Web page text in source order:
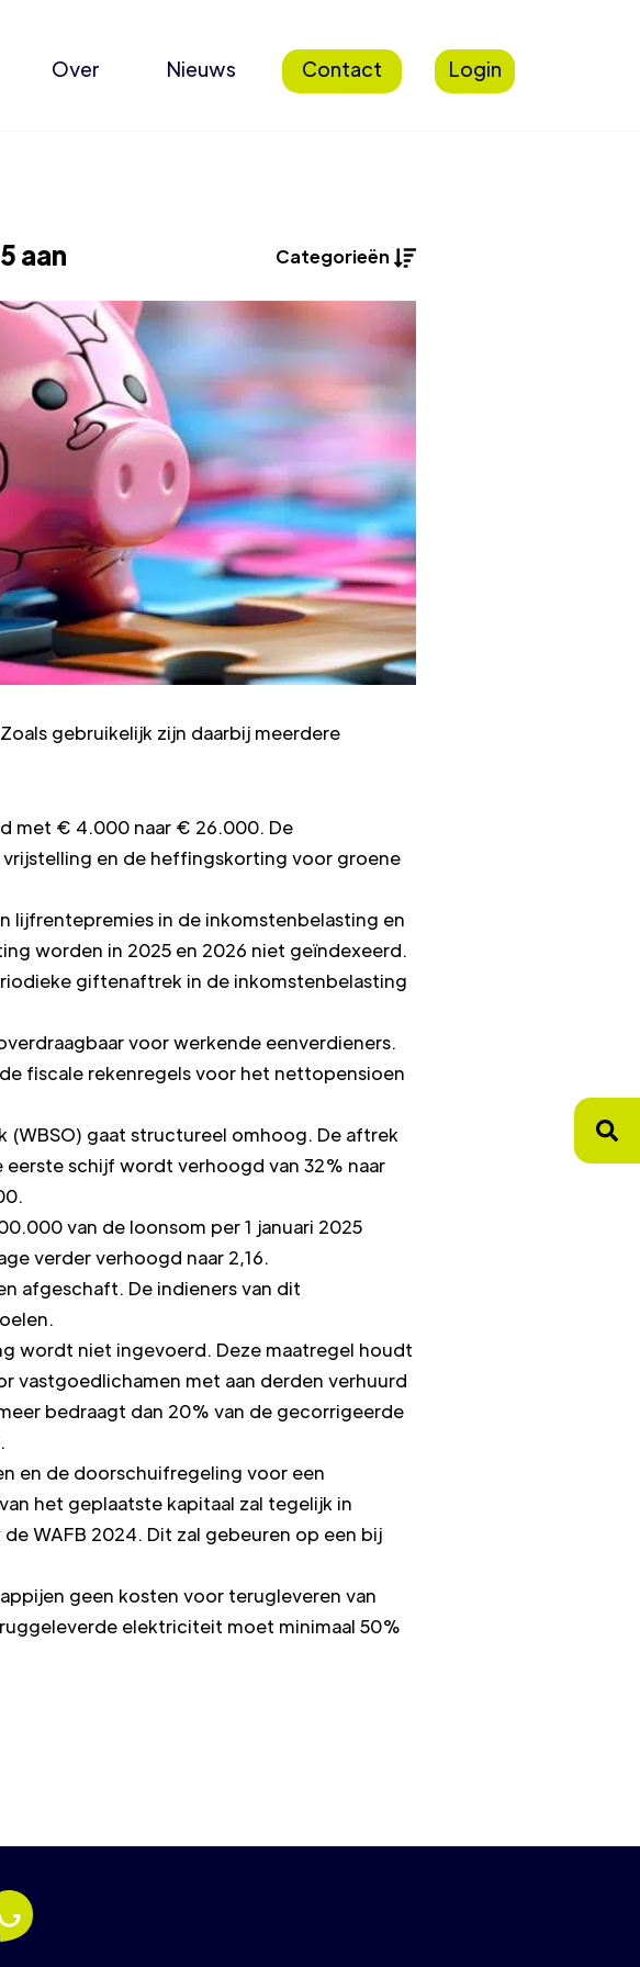
Over Nieuws Contact Login
aan Categorieën
gebruikelijk zijn daarbij meerdere
met € 4.000 naar € 26.000. De
en de heffingskorting voor groene
lijfrentepremies in de inkomstenbelasting en
worden in 2025 en 2026 niet geïndexeerd.
giftenaftrek in de inkomstenbelasting
voor werkende eenverdieners.
fiscale rekenregels voor het nettopensioen
gaat structureel omhoog. De aftrek
schijf wordt verhoogd van 32% naar
van de loonsom per 1 januari 2025
verder verhoogd naar 2,16.
afgeschaft. De indieners van dit
wordt niet ingevoerd. Deze maatregel houdt
vastgoedlichamen met aan derden verhuurd
bedraagt dan 20% van de gecorrigeerde
en de doorschuifregeling voor een
het geplaatste kapitaal zal tegelijk in
WAFB 2024. Dit zal gebeuren op een bij
geen kosten voor terugleveren van
elektriciteit moet minimaal 50%